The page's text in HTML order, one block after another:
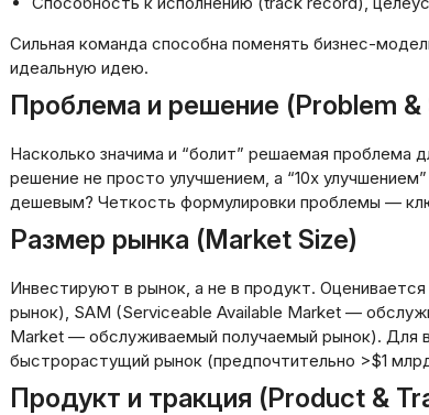
Сильная команда способна поменять бизнес-
идеальную идею.
Проблема и решение (Problem &
Насколько значима и “болит” решаемая проблема
решение не просто улучшением, а “10x
дешевым? Четкость формулировки проблемы —
Размер рынка (Market Size)
Инвестируют в рынок, а не в продукт.
рынок), SAM (Serviceable Available Market —
Market — обслуживаемый получаемый рынок). Для
быстрорастущий рынок (предпочтительно >$1
Продукт и тракция (Product &
Способы экономии денег в
2026: стратегии для
устойчивого финансового
будущего
03.05.2026
Как
деньги:
20.03.2026